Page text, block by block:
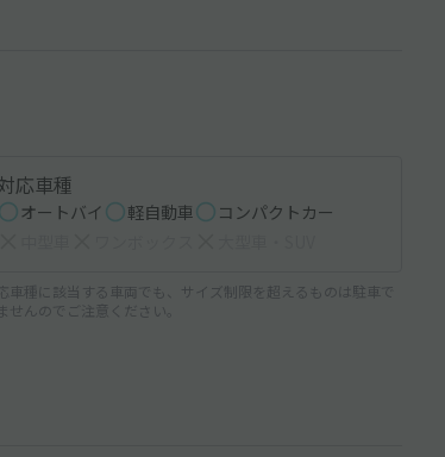
応車種
オートバイ 軽自動車
コンパクトカー
車種に該当する車両でも、サイズ制限を超えるものは駐車で
せんのでご注意ください。